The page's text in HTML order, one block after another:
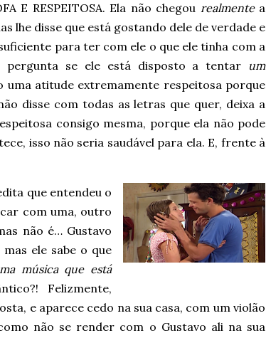
E RESPEITOSA. Ela não chegou realmentea
lhe disse que está gostando dele de verdade e
para ter com ele o que ele tinha com a
pergunta se ele está disposto a tentar um
uma atitude extremamente respeitosa porque
disse com todas as letras que quer, deixa a
consigo mesma, porque ela não pode
isso não seria saudável para ela. E, frente à
que entendeu o
com uma, outro
não é… Gustavo
ele sabe o que
música que está
Felizmente,
e aparece cedo na sua casa, com um violão
não se render com o Gustavo ali na sua